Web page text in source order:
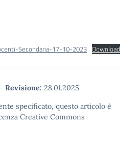
Secondaria-17-10-2023 Download
- Revisione: 28.01.2025
specificato, questo articolo è
Creative Commons